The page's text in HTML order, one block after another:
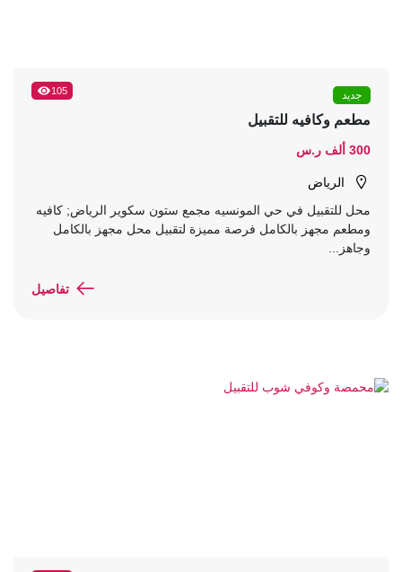
105 جديد
مطعم وكافيه للتقبيل
300 ألف ر.س
الرياض
محل للتقبيل في حي المونسيه مجمع ستون سكوير الرياض; كافيه
ومطعم مجهز بالكامل فرصة مميزة لتقبيل محل مجهز بالكامل
وجاهز...
تفاصيل